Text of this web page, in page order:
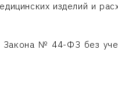
изделий и
Закона № 44-ФЗ без